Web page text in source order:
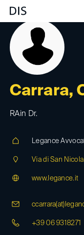
Carrara,
RAin Dr.
Legance
Via di San
www.legance.it
ccarrara(at)
+39 06 9318271